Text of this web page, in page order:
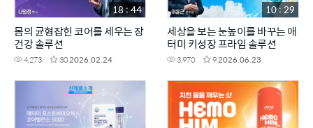
몸의 균형잡힌 코어를 세우는 장
건강 솔루션
4,273 302026.02.24
18 : 44
세상을 보는 눈높이를 바꾸는 애
터미 키성장 프라임 솔루션
3,970 92026.06.23
10 : 29